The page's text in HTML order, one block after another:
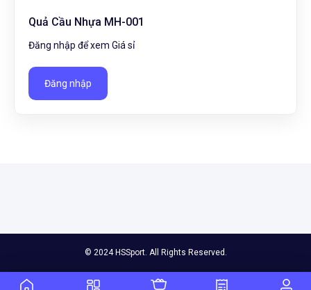
Quả Cầu Nhựa MH-001
Đăng nhập để xem Giá sỉ
Đăng nhập
© 2024 HSSport. All Rights Reserved.